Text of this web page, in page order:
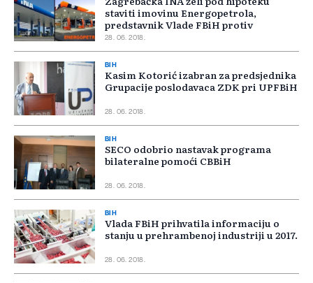
staviti imovinu Energopetrola,
predstavnik Vlade FBiH protiv
28. 06. 2018.
BIH
Kasim Kotorić izabran za predsjednika
Grupacije poslodavaca ZDK pri UPFBiH
28. 06. 2018.
BIH
SECO odobrio nastavak programa
bilateralne pomoći CBBiH
28. 06. 2018.
BIH
Vlada FBiH prihvatila informaciju o
stanju u prehrambenoj industriji u 2017.
28. 06. 2018.